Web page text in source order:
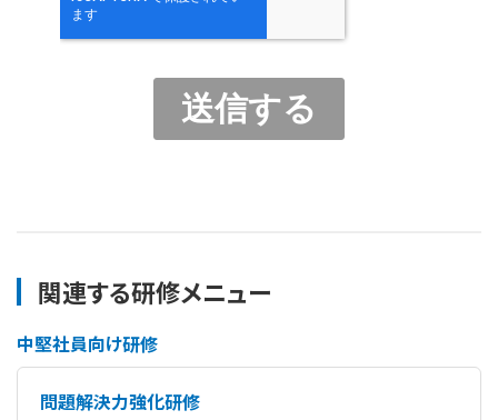
関連する研修メニュー
中堅社員向け研修
問題解決力強化研修